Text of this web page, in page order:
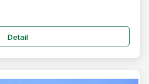
Detail